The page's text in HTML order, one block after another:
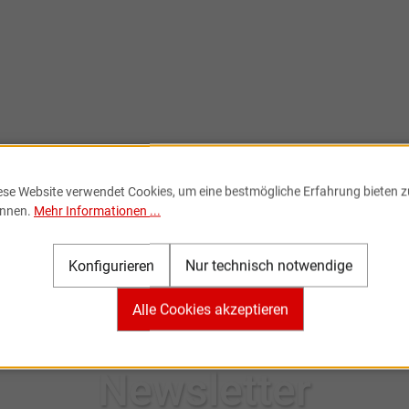
Website verwendet Cookies, um eine bestmögliche Erfahrung bieten
Mehr Informationen ...
Nur technisch notwendige
Konfigurieren
Alle Cookies akzeptieren